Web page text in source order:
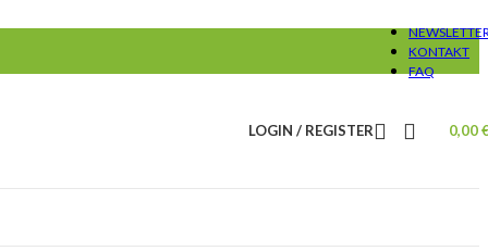
KONTAKT
FAQ
LOGIN / REGISTER 0,00